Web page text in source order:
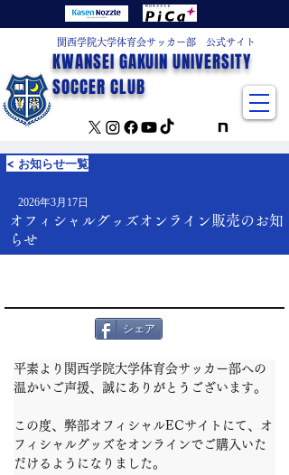
関西学院大学体育会サッカー部 公式サイト
KWANSEI GAKUIN UNIVERSITY
SOCCER CLUB
< お知らせ一覧
2026年3月17日
オフィシャルグッズオンライン販売のお知
らせ
シェア
平素より関西学院大学体育会サッカー部への
温かいご声援、誠にありがとうございます。
この度、弊部オフィシャルECサイトにて、オ
フィシャルグッズをオンラインでご購入いた
だけるようになりました。